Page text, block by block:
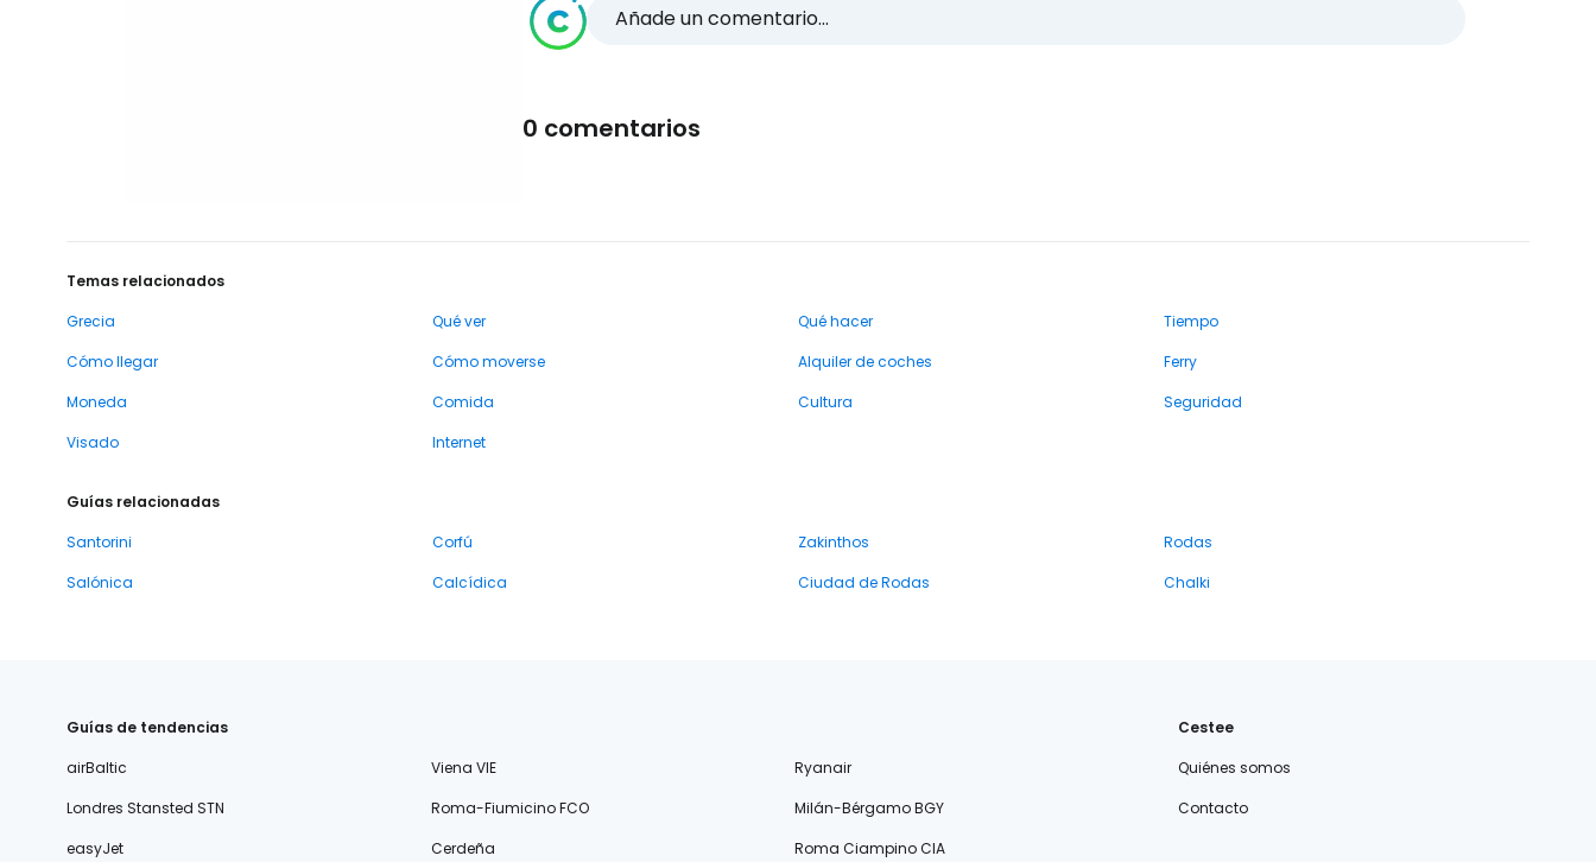
Añade un comentario...
0 comentarios
Temas relacionados
Grecia
Qué ver Qué hacer
Tiempo
Cómo llegar
Cómo moverse Alquiler de coches
Ferry
Moneda
Comida Cultura
Seguridad
Visado
Internet
Guías relacionadas
Santorini
Corfú Zakinthos
Rodas
Salónica
Calcídica Ciudad de Rodas Chalki
Guías de tendencias
airBaltic
Viena VIE
Ryanair
Londres Stansted STN
Roma-Fiumicino FCO
Milán-Bérgamo BGY
easyJet
Cerdeña Roma Ciampino CIA
Cestee
Quiénes somos
Contacto